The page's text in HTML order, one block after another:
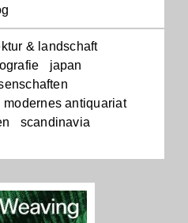
& landschaft
japan
modernes antiquariat
scandinavia